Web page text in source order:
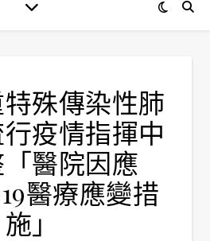
殊傳染性肺
疫情指揮中
醫院因應
醫療應變措
施」